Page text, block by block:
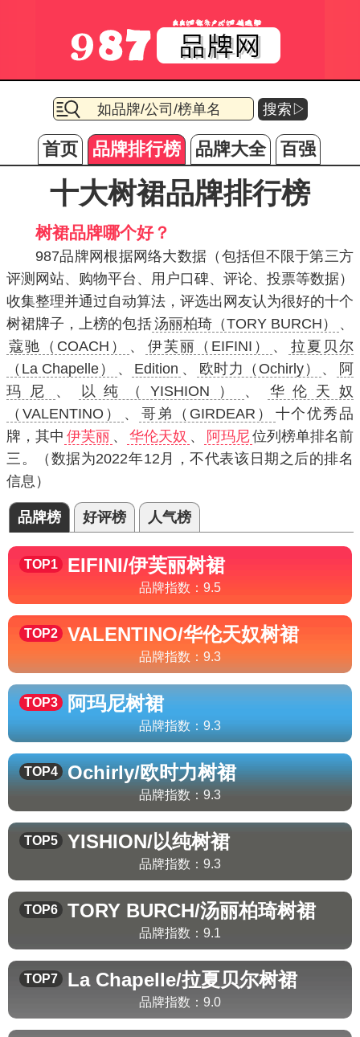
搜索▷
首页 品牌排行榜 品牌大全 百强
十大树裙品牌排行榜
树裙品牌哪个好？
987品牌网根据网络大数据（包括但不限于第三方
评测网站、购物平台、用户口碑、评论、投票等数据）
收集整理并通过自动算法，评选出网友认为很好的十个
树裙牌子，上榜的包括汤丽柏琦（TORY BURCH）
、
蔻驰（COACH）
、 伊芙丽（EIFINI） 、
拉夏贝尔
（La Chapelle）
、 Edition 、 欧时力（Ochirly） 、
阿
玛尼
、 以纯（YISHION） 、
华伦天奴
（VALENTINO）
、 哥弟（GIRDEAR）
十个优秀品
牌，其中 伊芙丽 、 华伦天奴 、 阿玛尼位列榜单排名前
三。（数据为2022年12月，不代表该日期之后的排名
信息）
品牌榜 好评榜 人气榜
TOP1 EIFINI/伊芙丽树裙
品牌指数： 9.5
TOP2 VALENTINO/华伦天奴树裙
品牌指数： 9.3
TOP3 阿玛尼树裙
品牌指数： 9.3
TOP4 Ochirly/欧时力树裙
品牌指数： 9.3
TOP5 YISHION/以纯树裙
品牌指数： 9.3
TOP6 TORY BURCH/汤丽柏琦树裙
品牌指数： 9.1
TOP7 La Chapelle/拉夏贝尔树裙
品牌指数： 9.0